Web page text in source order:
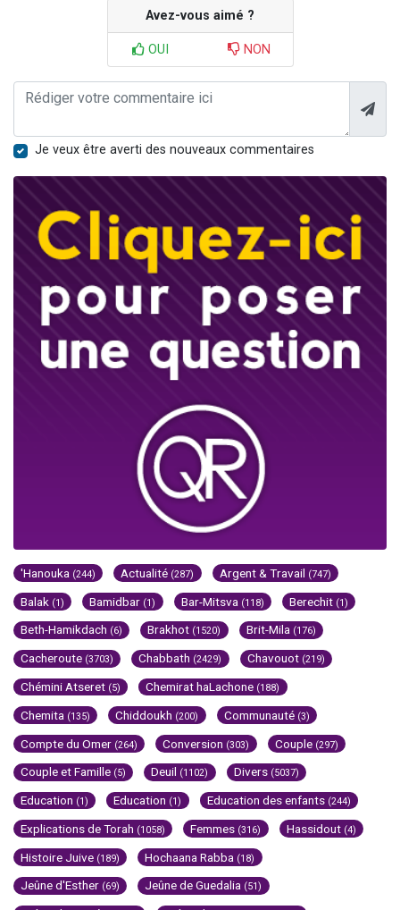
Avez-vous aimé ?
OUI NON
Je veux être averti des nouveaux commentaires
'Hanouka (244) Actualité (287) Argent & Travail (747)
Balak (1) Bamidbar (1) Bar-Mitsva (118) Berechit (1)
Beth-Hamikdach (6) Brakhot (1520) Brit-Mila (176)
Cacheroute (3703) Chabbath (2429) Chavouot (219)
Chémini Atseret (5) Chemirat haLachone (188)
Chemita (135) Chiddoukh (200) Communauté (3)
Compte du Omer (264) Conversion (303) Couple (297)
Couple et Famille (5) Deuil (1102) Divers (5037)
Education (1) Education (1) Education des enfants (244)
Explications de Torah (1058) Femmes (316) Hassidout (4)
Histoire Juive (189) Hochaana Rabba (18)
Jeûne d'Esther (69) Jeûne de Guedalia (51)